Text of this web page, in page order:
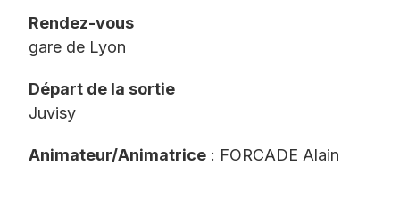
Rendez-vous
gare de Lyon
Départ de la sortie
Juvisy
Animateur/Animatrice : FORCADE Alain